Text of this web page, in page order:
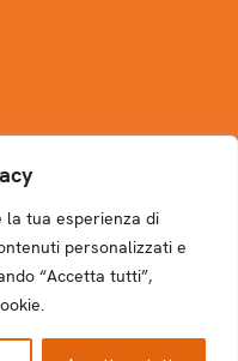
la tua esperienza di
personalizzati e
“Accetta tutti”,